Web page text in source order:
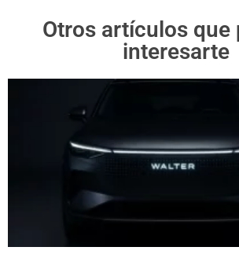
Otros artículos que
interesarte